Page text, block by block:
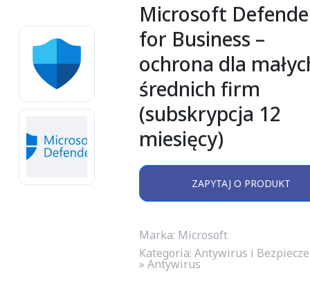
Microsoft
for Business –
ochrona dla
średnich firm
(subskrypcja 12
miesięcy)
ZAPYTAJ O PRODUKT
Marka: Microsoft
Kategoria: Antywirus i
» Antywirus